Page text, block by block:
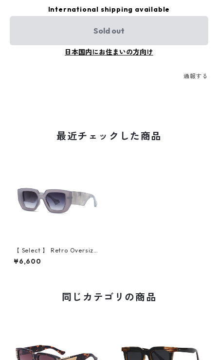
International shipping available
Sold out
日本国内にお住まいの方向け
通報する
最近チェックした商品
【 Select 】 Retro Oversize
d Square Sunglasses (Grey)
¥6,600
同じカテゴリの商品